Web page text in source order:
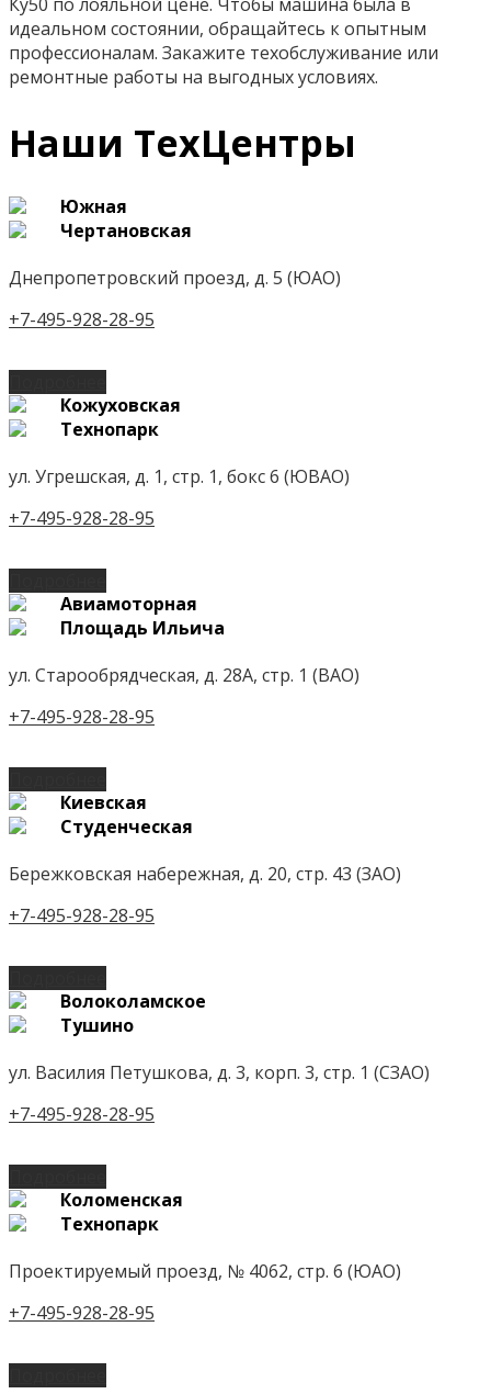
Ку50 по лояльной цене. Чтобы машина была в
идеальном состоянии, обращайтесь к опытным
профессионалам. Закажите техобслуживание или
ремонтные работы на выгодных условиях.
Наши ТехЦентры
Южная
Чертановская
Днепропетровский проезд, д. 5 (ЮАО)
+7-495-928-28-95
Кожуховская
Технопарк
ул. Угрешская, д. 1, стр. 1, бокс 6 (ЮВАО)
+7-495-928-28-95
Авиамоторная
Площадь Ильича
ул. Старообрядческая, д. 28А, стр. 1 (ВАО)
+7-495-928-28-95
Киевская
Студенческая
Бережковская набережная, д. 20, стр. 43 (ЗАО)
+7-495-928-28-95
Волоколамское
Тушино
ул. Василия Петушкова, д. 3, корп. 3, стр. 1 (СЗАО)
+7-495-928-28-95
Коломенская
Технопарк
Проектируемый проезд, № 4062, стр. 6 (ЮАО)
+7-495-928-28-95